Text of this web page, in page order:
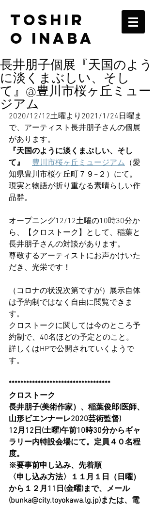
TOSHIR
O INABA
長井朋子個展『天国のよう
に淡くまぶしい、そし
て』@豊川市桜ヶ丘ミュー
ジアム
2020/12/12土曜より2021/1/24日曜ま
で、アーティスト長井朋子さんの個展
があります。
『天国のように淡くまぶしい、そし
て』
豊川市桜ヶ丘ミュージアム （愛
知県豊川市桜ケ丘町７９−２）にて。
現実と物語が折り重なる素晴らしい作
品群。
オープニング12/12土曜の10時30分か
ら、【クロストーク】として、稲葉と
長井朋子さんの対談があります。
尊敬するアーティストにお声かけいた
だき、光栄です！
（コロナの状況次第ですが）展示自体
は予約制ではなく自由に閲覧できま
す。
クロストークに関しては今のところ予
約制で、40名ほどの予定とのこと。
詳しくはHPで公開されていくようで
す。
***********************************
クロストーク
長井朋子(美術作家）、稲葉俊郎(医師、
山形ビエンナーレ2020芸術監督)
12月12日(土曜)午前10時30分からギャ
ラリー内特設会場にて。定員４０名程
度。
※要事前申し込み、先着順
〈申し込み方法〉１１月１日（日曜）
から１２月11日(金曜)まで、メール
(bunka@city.toyokawa.lg.jp)または、電